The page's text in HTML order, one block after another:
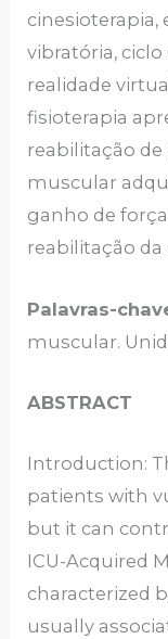
vibratória,
realidade
fisioterapia
reabilitação
muscular
ganho de
reabilitação
Palavras-
muscular.
ABSTRACT
Introduction:
patients with
but it can
ICU-Acquired
characterized
usually